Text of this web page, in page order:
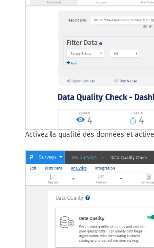
Activez la qualité des données et